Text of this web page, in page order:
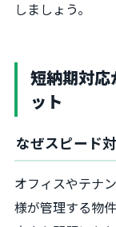
しましょう。
短納期対応
ット
なぜスピード
オフィスやテナ
様が管理する物